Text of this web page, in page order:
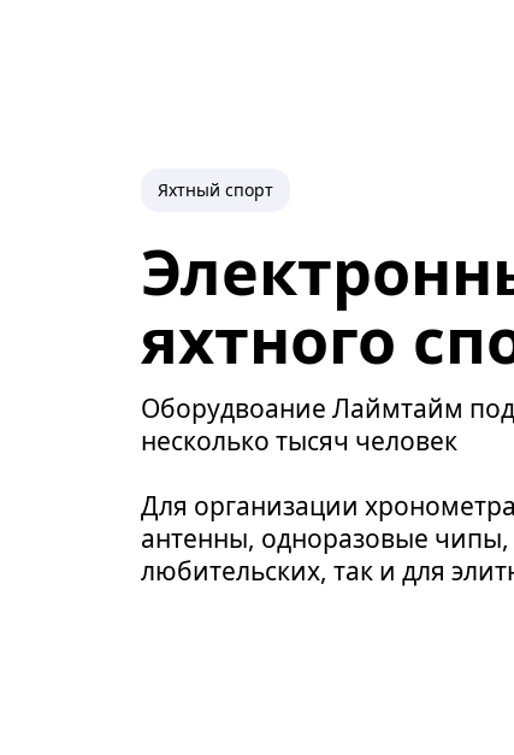
Яхтный спорт
яхтного
Оборудвоание Лаймтайм
несколько тысяч человек
Для организации
антенны, одноразовые чипы,
любительских, так и для